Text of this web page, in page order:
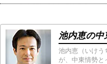
池内恵の中
池内恵（いけう
が、中東情勢と